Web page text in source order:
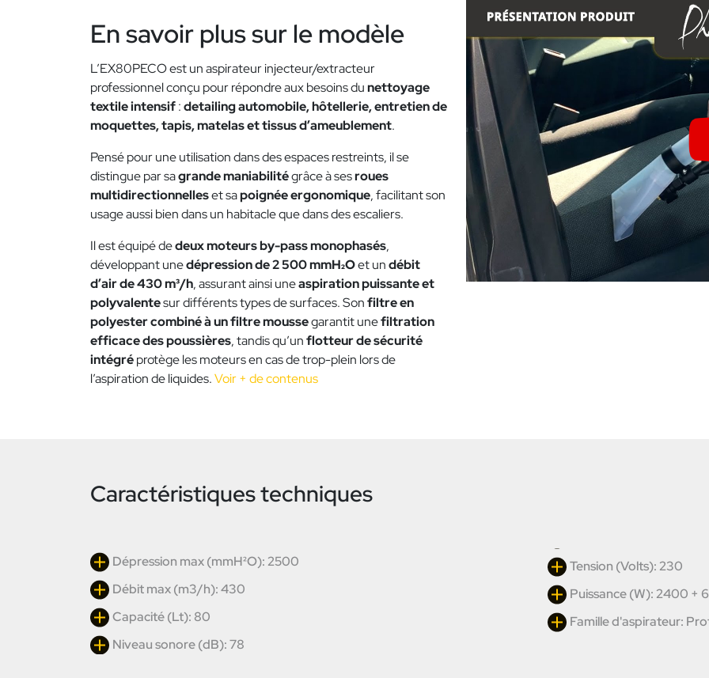
En savoir plus sur le modèle
L’EX80PECO est un aspirateur injecteur/extracteur
professionnel conçu pour répondre aux besoins dunettoyage
textile intensif:detailing automobile, hôtellerie, entretien de
moquettes, tapis, matelas et tissus d’ameublement.
Pensé pour une utilisation dans des espaces restreints, il se
distingue par sagrande maniabilitégrâce à sesroues
multidirectionnelleset sapoignée ergonomique, facilitant son
usage aussi bien dans un habitacle que dans des escaliers.
Il est équipé dedeux moteurs by-pass monophasés,
développant unedépression de 2 500 mmH₂Oet undébit
d’air de 430 m³/h, assurant ainsi uneaspiration puissante et
polyvalentesur différents types de surfaces. Sonfiltre en
polyester combiné à un filtre moussegarantit unefiltration
efficace des poussières, tandis qu’unflotteur de sécurité
intégréprotège les moteurs en cas de trop-plein lors de
l’aspiration de liquides.Voir + de contenus
Caractéristiques techniques
Dépression max (mmH²O): 2500
Débit max (m3/h): 430
Capacité (Lt): 80
Niveau sonore (dB): 78
Tension (Volts): 230
Puissance (W): 2400 +
Famille d'aspirateur: